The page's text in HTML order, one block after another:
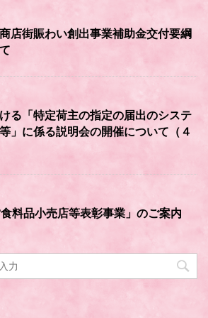
店街賑わい創出事業補助金交付要綱
る「特定荷主の指定の届出のシステ
」に係る説明会の開催について（４
食料品小売店等表彰事業」のご案内